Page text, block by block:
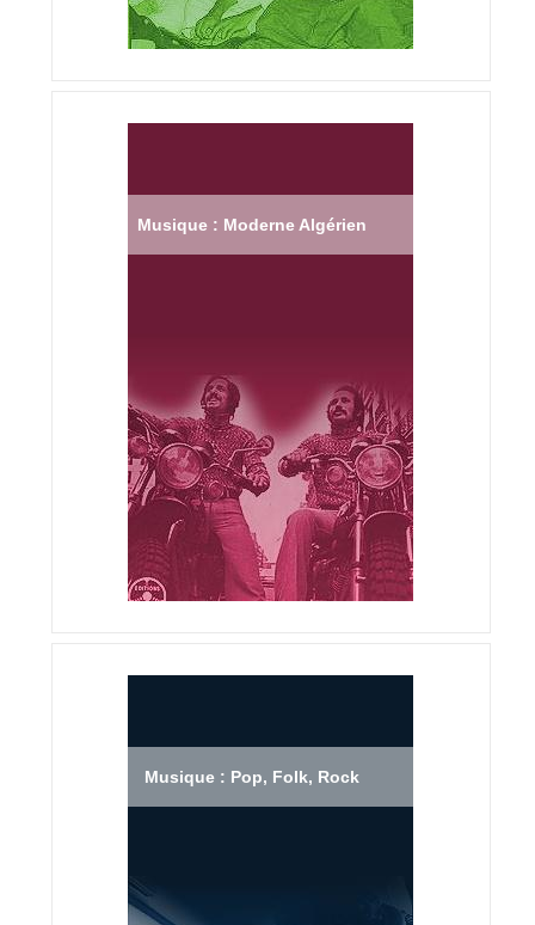
Musique : Moderne Algérien
Musique : Pop, Folk, Rock